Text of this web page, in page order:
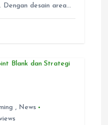
Dengan desain area…
, News